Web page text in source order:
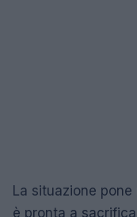
La situazione pone
è pronta a